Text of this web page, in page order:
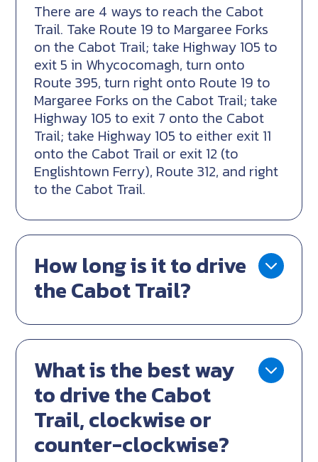
There are 4 ways to reach the Cabot
Trail. Take Route 19 to Margaree Forks
on the Cabot Trail; take Highway 105 to
exit 5 in Whycocomagh, turn onto
Route 395, turn right onto Route 19 to
Margaree Forks on the Cabot Trail; take
Highway 105 to exit 7 onto the Cabot
Trail; take Highway 105 to either exit 11
onto the Cabot Trail or exit 12 (to
Englishtown Ferry), Route 312, and right
to the Cabot Trail.
How long is it to drive
the Cabot Trail?
What is the best way
to drive the Cabot
Trail, clockwise or
counter-clockwise?